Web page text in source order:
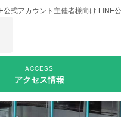
式アカウント 主催者様向け LINE
ACCESS
アクセス情報